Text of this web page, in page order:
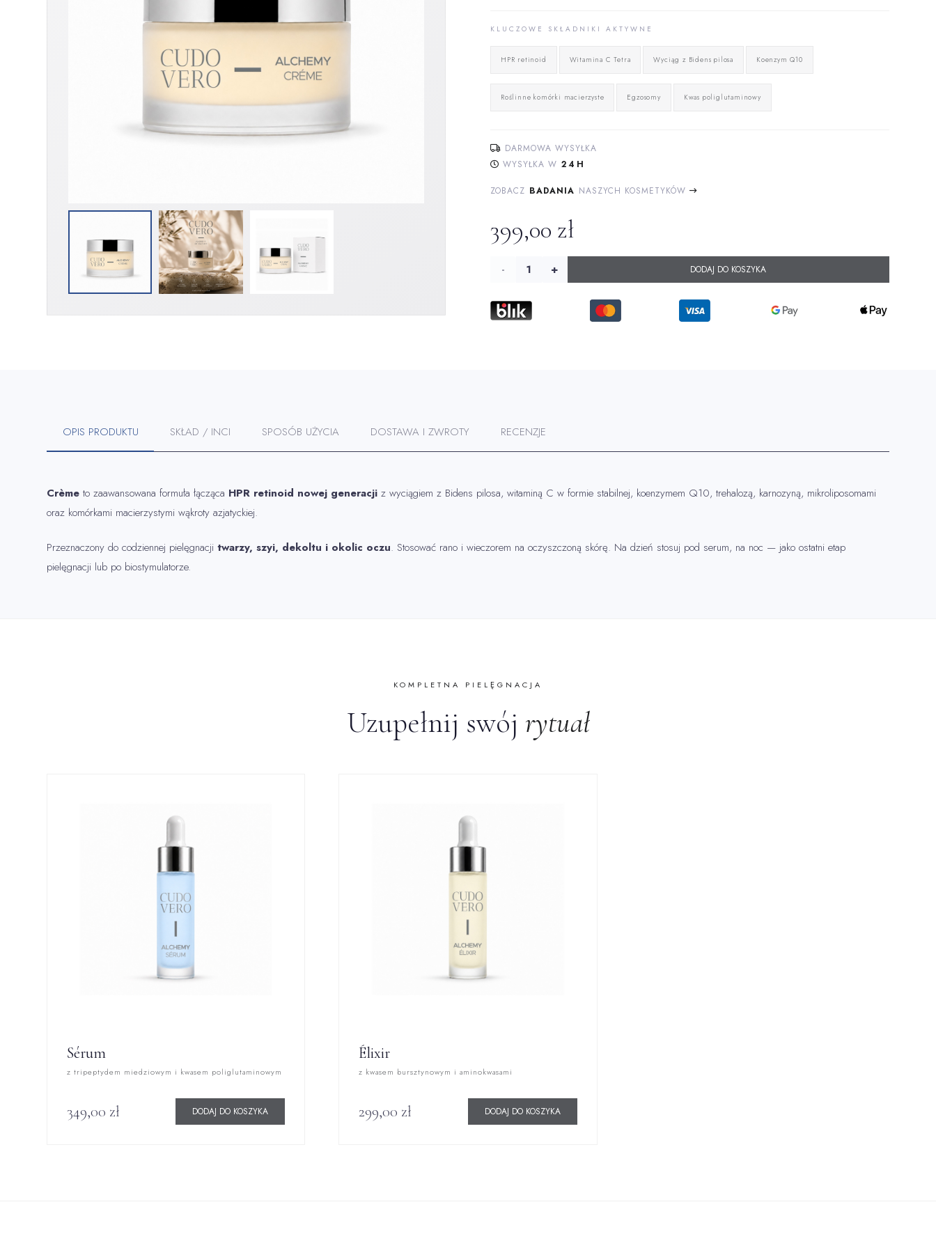
KLUCZOWE SKŁADNIKI AKTYWNE
HPR retinoid Witamina C Tetra Wyciąg z Bidens pilosa Koenzym Q10
Roślinne komórki macierzyste Egzosomy Kwas poliglutaminowy
DARMOWA WYSYŁKA
WYSYŁKA W 24H
ZOBACZ BADANIA NASZYCH KOSMETYKÓW
399,00 zł
ilość
DODAJ DO KOSZYKA
OPIS PRODUKTU SKŁAD / INCI SPOSÓB UŻYCIA DOSTAWA I ZWROTY RECENZJE
Crème to zaawansowana formuła łącząca HPR retinoid nowej generacji z wyciągiem z Bidens pilosa, witaminą C w formie stabilnej, koenzymem Q10, trehalozą, karnozyną, mikroliposomami
oraz komórkami macierzystymi wąkroty azjatyckiej.
Przeznaczony do codziennej pielęgnacji twarzy, szyi, dekoltu i okolic oczu. Stosować rano i wieczorem na oczyszczoną skórę. Na dzień stosuj pod serum, na noc — jako ostatni etap
pielęgnacji lub po biostymulatorze.
KOMPLETNA PIELĘGNACJA
Uzupełnij swój rytuał
Sérum
z tripeptydem miedziowym i kwasem poliglutaminowym
349,00 zł DODAJ DO KOSZYKA
Élixir
z kwasem bursztynowym i aminokwasami
299,00 zł DODAJ DO KOSZYKA